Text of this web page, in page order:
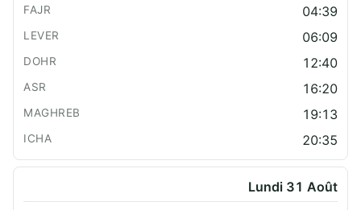
04:39
06:09
12:40
16:20
19:13
20:35
Lundi 31 Août